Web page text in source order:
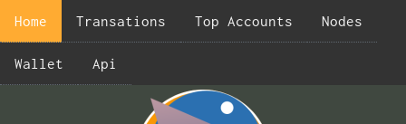
Home Transations Top Accounts Nodes
Wallet Api